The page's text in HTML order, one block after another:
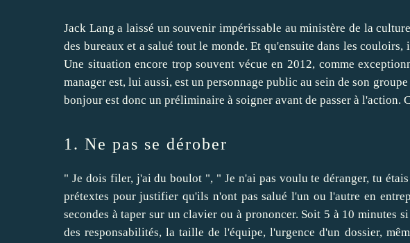
Jack Lang a laissé un souvenir impérissable au ministère de la
des bureaux et a salué tout le monde. Et qu'ensuite dans les
Une situation encore trop souvent vécue en 2012, comme
manager est, lui aussi, est un personnage public au sein de son
bonjour est donc un préliminaire à soigner avant de passer à l'action.
1. Ne pas se dérober
" Je dois filer, j'ai du boulot ", " Je n'ai pas voulu te déranger, tu
prétextes pour justifier qu'ils n'ont pas salué l'un ou l'autre en
secondes à taper sur un clavier ou à prononcer. Soit 5 à 10 minutes
des responsabilités, la taille de l'équipe,l'urgence d'un dossier,